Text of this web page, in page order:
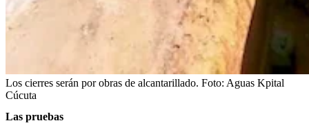
Los cierres serán por obras de alcantarillado. Foto: Aguas Kpital
Cúcuta
Las pruebas